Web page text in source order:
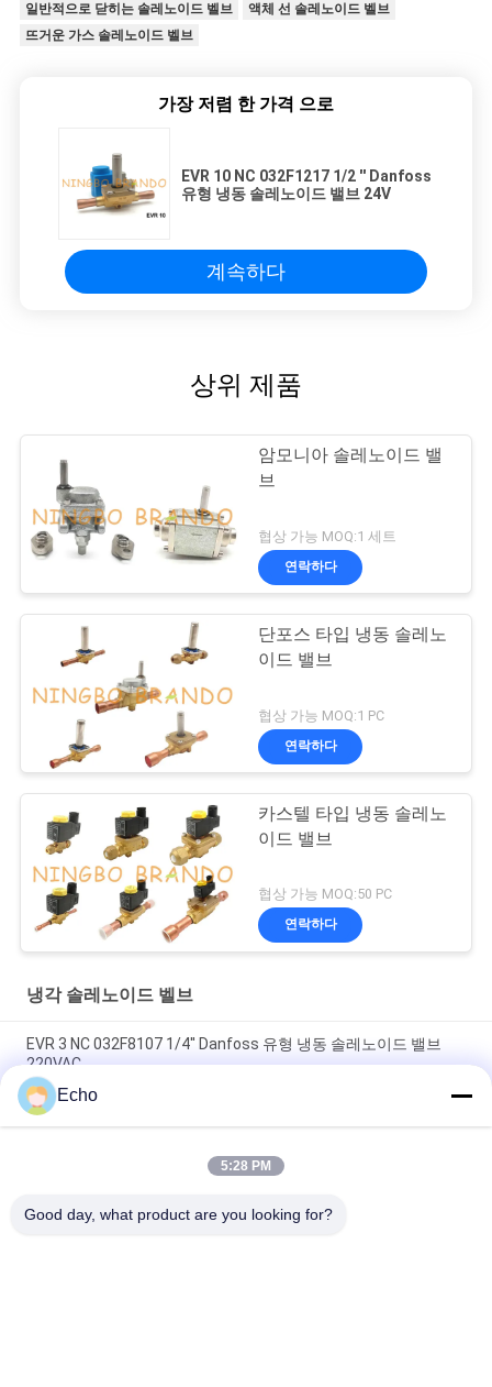
일반적으로 닫히는 솔레노이드 벨브
액체 선 솔레노이드 벨브
뜨거운 가스 솔레노이드 벨브
가장 저렴 한 가격 으로
EVR 10 NC 032F1217 1/2 '' Danfoss
유형 냉동 솔레노이드 밸브 24V
계속하다
상위 제품
암모니아 솔레노이드 밸
브
협상 가능 MOQ:1 세트
연락하다
단포스 타입 냉동 솔레노
이드 밸브
협상 가능 MOQ:1 PC
연락하다
카스텔 타입 냉동 솔레노
이드 밸브
협상 가능 MOQ:50 PC
연락하다
냉각 솔레노이드 벨브
EVR 3 NC 032F8107 1/4'' Danfoss 유형 냉동 솔레노이드 밸브
220VAC
EVR 3 NC 032F1204 3/8 '' Danfoss 유형 냉동 솔레노이드 밸브
220V
EVR 6 NC 032F8072 3/8 '' Danfoss 유형 솔레노이드 밸브 냉동
Echo
5:28 PM
Good day, what product are you looking for?